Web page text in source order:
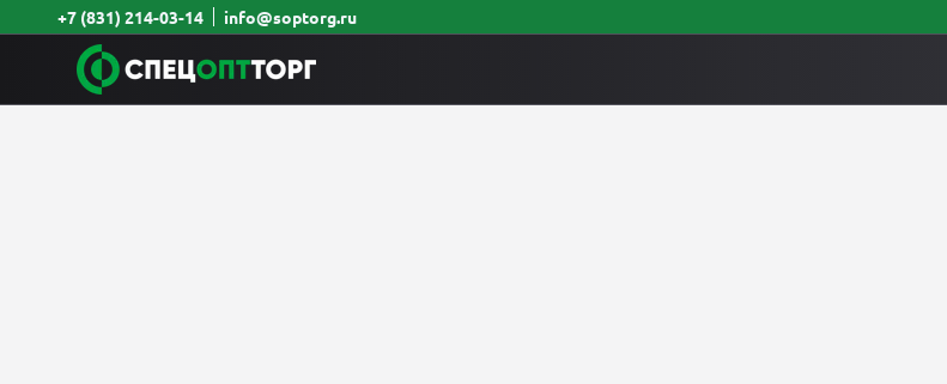
+7 (831) 214-03-14 info@soptorg.ru